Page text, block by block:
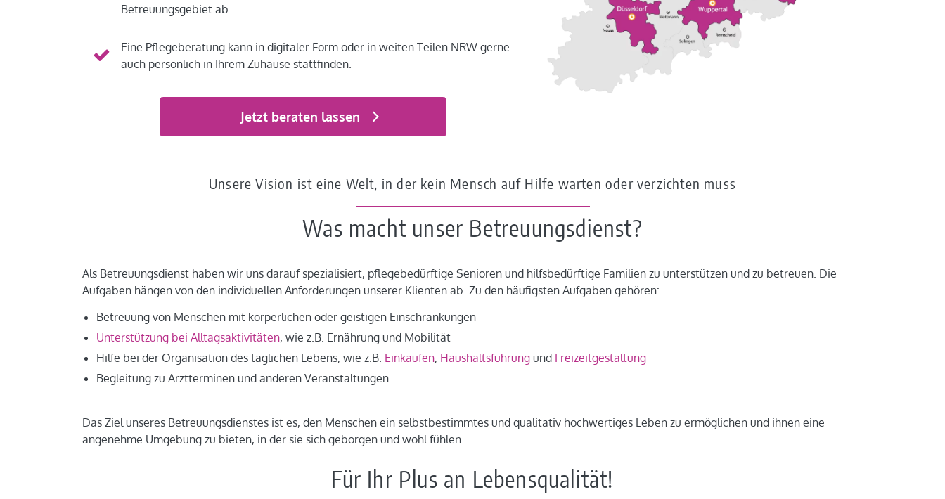
Betreuungsgebiet ab.
Eine Pflegeberatung kann in digitaler Form oder in weiten Teilen NRW gerne
auch persönlich in Ihrem Zuhause stattfinden.
Jetzt beraten lassen
Unsere Vision ist eine Welt, in der kein Mensch auf Hilfe warten oder verzichten muss
Was macht unser Betreuungsdienst?
Als Betreuungsdienst haben wir uns darauf spezialisiert, pflegebedürftige Senioren und hilfsbedürftige Familien zu unterstützen und zu betreuen. Die
Aufgaben hängen von den individuellen Anforderungen unserer Klienten ab. Zu den häufigsten Aufgaben gehören:
Betreuung von Menschen mit körperlichen oder geistigen Einschränkungen
Unterstützung bei Alltagsaktivitäten, wie z.B. Ernährung und Mobilität
Hilfe bei der Organisation des täglichen Lebens, wie z.B. Einkaufen, Haushaltsführung und Freizeitgestaltung
Begleitung zu Arztterminen und anderen Veranstaltungen
Das Ziel unseres Betreuungsdienstes ist es, den Menschen ein selbstbestimmtes und qualitativ hochwertiges Leben zu ermöglichen und ihnen eine
angenehme Umgebung zu bieten, in der sie sich geborgen und wohl fühlen.
Für Ihr Plus an Lebensqualität!